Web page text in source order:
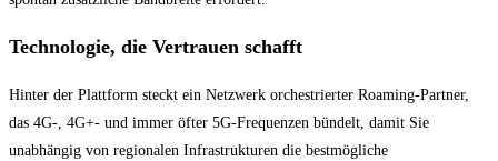
Technologie, die Vertrauen schafft
Hinter der Plattform steckt ein Netzwerk orchestrierter Roaming‑Partner,
das 4G‑, 4G+‑ und immer öfter 5G‑Frequenzen bündelt, damit Sie
unabhängig von regionalen Infrastrukturen die bestmögliche